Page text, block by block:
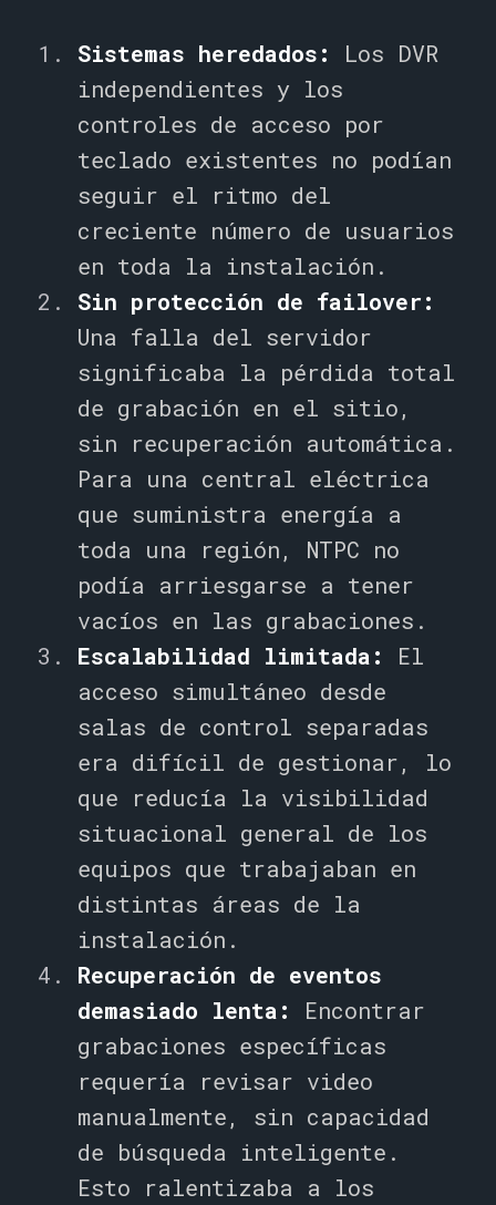
Sistemas heredados:
Los DVR
independientes y los
controles de acceso por
teclado existentes no podían
seguir el ritmo del
creciente número de usuarios
en toda la instalación.
Sin protección de failover:
Una falla del servidor
significaba la pérdida total
de grabación en el sitio,
sin recuperación automática.
Para una central eléctrica
que suministra energía a
toda una región, NTPC no
podía arriesgarse a tener
vacíos en las grabaciones.
Escalabilidad limitada:
El
acceso simultáneo desde
salas de control separadas
era difícil de gestionar, lo
que reducía la visibilidad
situacional general de los
equipos que trabajaban en
distintas áreas de la
instalación.
Recuperación de eventos
demasiado lenta:
Encontrar
grabaciones específicas
requería revisar video
manualmente, sin capacidad
de búsqueda inteligente.
Esto ralentizaba a los